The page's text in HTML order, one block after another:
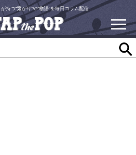
が持つ“繋がり”や“物語”を毎日コラム配信